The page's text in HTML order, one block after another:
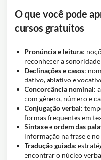
O que você pode
cursos gratuitos
Pronúncia e leitura:
reconhecer a sonoridade
Declinações e casos:
dativo, ablativo e
Concordância nominal:
com gênero, número e
Conjugação verbal:
formas frequentes em
Sintaxe e ordem das
informação na frase e
Tradução guiada:
encontrar o núcleo